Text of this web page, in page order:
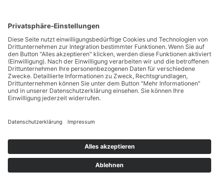
Ihr Unternehmen verdient den besten Schutz: Sichern Sie
sich und Ihre Mitarbeiter, schützen Sie Ihr Eigentum und Ihre
wertvollen Daten – und das mit Lösungen, die perfekt auf die
Bedürfnisse von KMU abgestimmt sind.
Jetzt bestellen
Häufig gestellte Fragen